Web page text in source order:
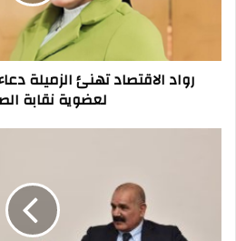
لعضوية
رواد الاقتصاد تهنئ الزميلة
لعضوية نقابة